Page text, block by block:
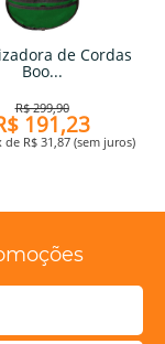
de Cordas
Boo...
R$ 299,90
191,23
R$ 31,87 (sem juros)